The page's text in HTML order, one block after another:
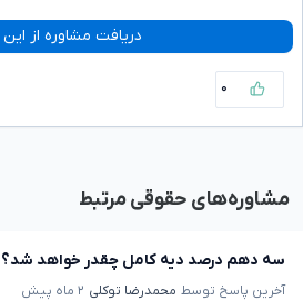
دریافت مشاوره از
۰
مشاوره‌های حقوقی مرتبط
سه دهم درصد دیه کامل چقدر خواهد شد؟
آخرین پاسخ توسط محمدرضا توکلی ۲ ماه پیش